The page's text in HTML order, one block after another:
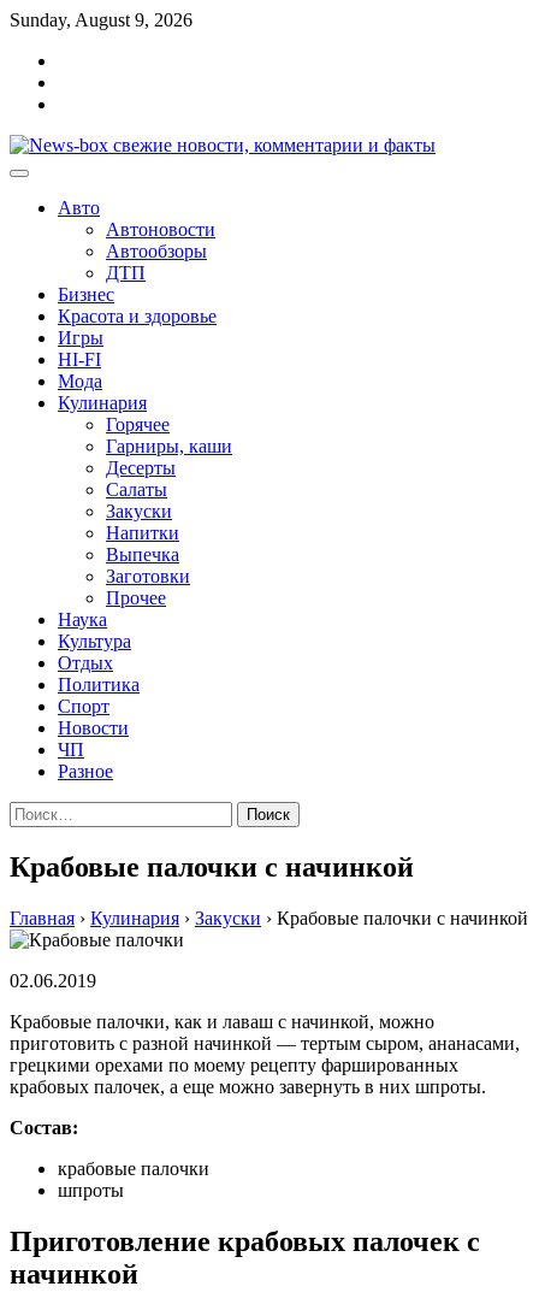
Перейти
содержимому
Sunday, August 9, 2026
Авто
Автоновости
Автообзоры
ДТП
Бизнес
Красота и здоровье
Игры
HI-FI
Мода
Кулинария
Горячее
Гарниры, каши
Десерты
Салаты
Закуски
Напитки
Выпечка
Заготовки
Прочее
Наука
Культура
Отдых
Политика
Спорт
Новости
ЧП
Разное
Найти:
Крабовые палочки с начинкой
Главная › Кулинария › Закуски › Крабовые палочки с начинкой
02.06.2019
Крабовые палочки, как и лаваш с начинкой, можно
приготовить с разной начинкой — тертым сыром, ананасами,
грецкими орехами по моему рецепту фаршированных
крабовых палочек, а еще можно завернуть в них шпроты.
Состав:
крабовые палочки
шпроты
Приготовление крабовых палочек с
начинкой